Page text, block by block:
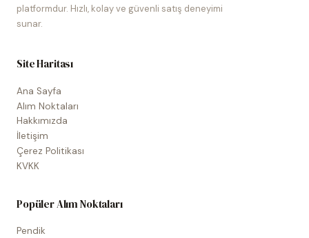
platformdur. Hızlı, kolay ve güvenli satış deneyimi
sunar.
Site Haritası
Ana Sayfa
Alım Noktaları
Hakkımızda
İletişim
Çerez Politikası
KVKK
Popüler Alım Noktaları
Pendik